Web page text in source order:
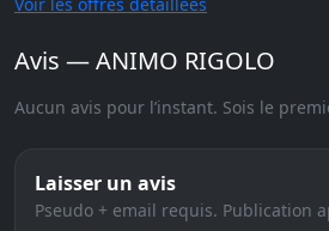
Avis — ANIMO RIGOLO
Aucun avis pour l’instant. Sois le
Laisser un avis
Pseudo + email requis. Publication